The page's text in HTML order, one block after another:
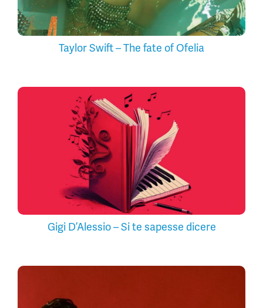
Taylor Swift – The fate of Ofelia
Gigi D’Alessio – Si te sapesse dicere